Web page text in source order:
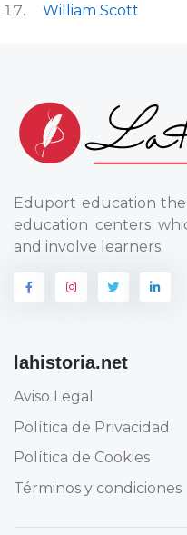
William Scott
Eduport education
education centers
and involve learners.
lahistoria.net
Aviso Legal
Política de Privacidad
Política de Cookies
Términos y condiciones